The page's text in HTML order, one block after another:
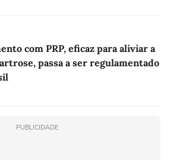
com PRP, eficaz para aliviar a
passa a ser regulamentado
PUBLICIDADE